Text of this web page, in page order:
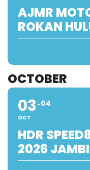
AJMR
ROKAN
OCTOBER
03
OCT
04
HDR
2026 JAMBI